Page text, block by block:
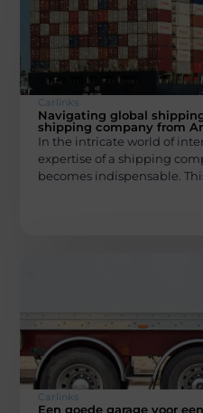
Carlinks
Navigating global
shipping company from
In the intricate world of
expertise of a shipping
becomes indispensable.
Carlinks
Een goede garage voor